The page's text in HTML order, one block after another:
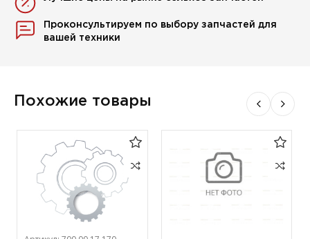
Проконсультируем по выбору запчастей для
вашей техники
Похожие товары